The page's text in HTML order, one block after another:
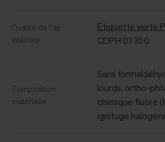
Qualité de l’air
intérieur
Étiquette verte
CDPH 01350
Composition
matérielle
Sans
lourds, ortho-
chimique fluoré
ignifuge